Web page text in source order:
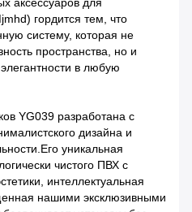
гордится тем, что
систему, которая не
пространства, но и
в любую
YG039 разработана с
дизайна и
уникальная
чистого ПВХ с
интеллектуальная
нашими эксклюзивными